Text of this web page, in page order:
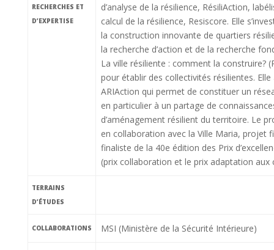
RECHERCHES ET
D’EXPERTISE
d’analyse de la résilience, RésiliAction,
calcul de la résilience, Resiscore. Elle
la construction innovante de quartiers
la recherche d’action et de la recherche
La ville résiliente : comment la construire?
pour établir des collectivités résilientes.
ARIAction qui permet de constituer un
en particulier à un partage de
d’aménagement résilient du territoire. Le
en collaboration avec la Ville Maria, projet
finaliste de la 40e édition des Prix
(prix collaboration et le prix adaptation aux
TERRAINS
D’ÉTUDES
COLLABORATIONS MSI (Ministère de la Sécurité Intérieure)